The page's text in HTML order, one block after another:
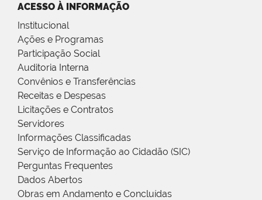
ACESSO À INFORMAÇÃO
Institucional
Ações e Programas
Participação Social
Auditoria Interna
Convênios e Transferências
Receitas e Despesas
Licitações e Contratos
Servidores
Informações Classificadas
Serviço de Informação ao Cidadão (SIC)
Perguntas Frequentes
Dados Abertos
Obras em Andamento e Concluídas